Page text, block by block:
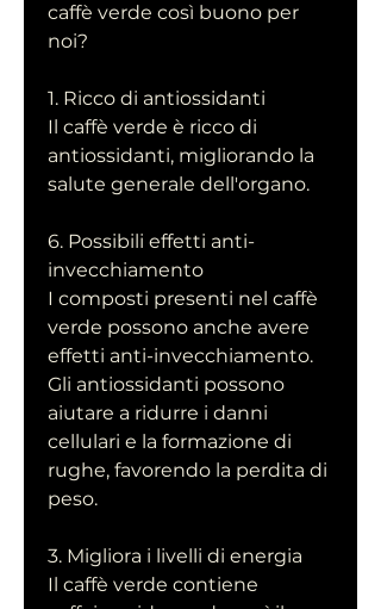
caffè verde così buono per
noi?
1. Ricco di antiossidanti
Il caffè verde è ricco di
antiossidanti, migliorando la
salute generale dell'organo.
6. Possibili effetti anti-
invecchiamento
I composti presenti nel caffè
verde possono anche avere
effetti anti-invecchiamento.
Gli antiossidanti possono
aiutare a ridurre i danni
cellulari e la formazione di
rughe, favorendo la perdita di
peso.
3. Migliora i livelli di energia
Il caffè verde contiene